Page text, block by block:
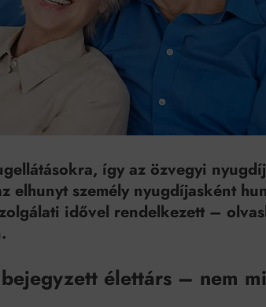
Karinthy
Mindenki a
Bitumenes lapostetők: a
így az özvegyi
elhunyt személy nyugdíjasként
idővel rendelkezett –
élettárs – nem